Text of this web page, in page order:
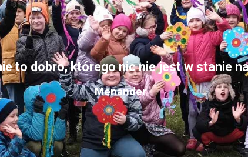
to dobro, którego nic nie jest w stanie
Menander